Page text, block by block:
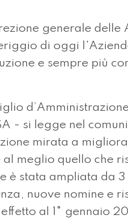
generale delle
di oggi
e sempre più
- si legge nel
mirata a
meglio quello che
è stata ampliata da 3
nuove nomine e
al 1° gennaio